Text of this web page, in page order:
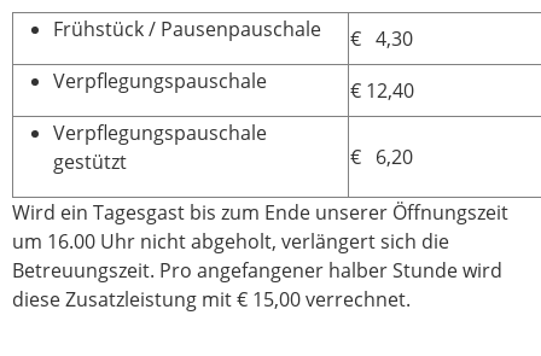
Frühstück / Pausenpauschale
€ 4,30
Verpflegungspauschale
€ 12,40
Verpflegungspauschale
gestützt
€ 6,20
Wird ein Tagesgast bis zum Ende unserer Öffnungszeit
um 16.00 Uhr nicht abgeholt, verlängert sich die
Betreuungszeit. Pro angefangener halber Stunde wird
diese Zusatzleistung mit € 15,00 verrechnet.